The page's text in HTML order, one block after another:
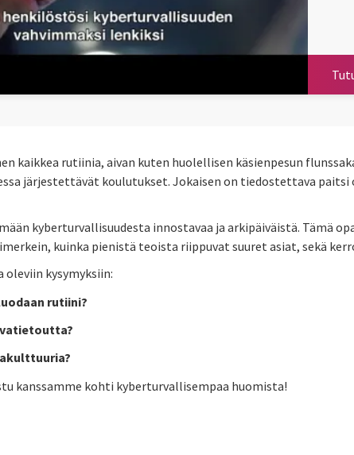
kaikkea rutiinia, aivan kuten huolellisen käsienpesun
järjestettävät koulutukset. Jokaisen on tiedostettava
kyberturvallisuudesta innostavaa ja arkipäiväistä.
kuinka pienistä teoista riippuvat suuret asiat, sekä
oleviin kysymyksiin:
rutiini?
kanssamme kohti kyberturvallisempaa huomista!